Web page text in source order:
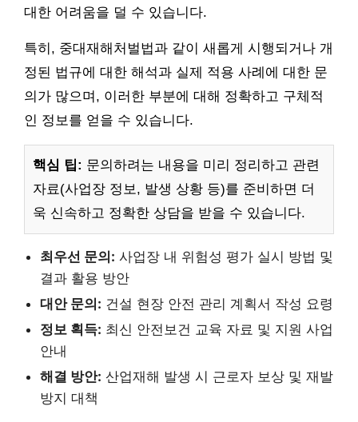
대한 어려움을 덜 수 있습니다.
특히, 중대재해처벌법과 같이 새롭게 시행되거나 개
정된 법규에 대한 해석과 실제 적용 사례에 대한 문
의가 많으며, 이러한 부분에 대해 정확하고 구체적
인 정보를 얻을 수 있습니다.
핵심 팁: 문의하려는 내용을 미리 정리하고 관련
자료(사업장 정보, 발생 상황 등)를 준비하면 더
욱 신속하고 정확한 상담을 받을 수 있습니다.
최우선 문의: 사업장 내 위험성 평가 실시 방법 및
결과 활용 방안
대안 문의: 건설 현장 안전 관리 계획서 작성 요령
정보 획득: 최신 안전보건 교육 자료 및 지원 사업
안내
해결 방안: 산업재해 발생 시 근로자 보상 및 재발
방지 대책